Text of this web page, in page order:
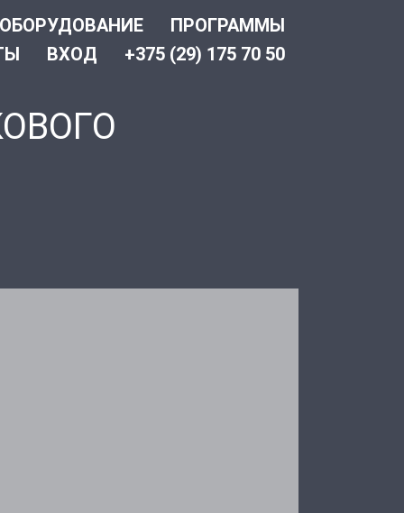
ОБОРУДОВАНИЕ
ПРОГРАММЫ
ВХОД +375 (29) 175 70 50